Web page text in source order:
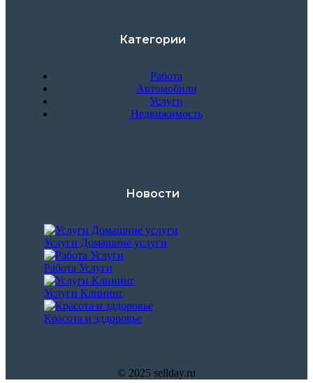
Категории
Работа
Автомобили
Услуги
Недвижимость
Новости
Услуги Домашние услуги
Работа Услуги
Услуги Клининг
Красота и зддоровье
© 2025 sellday.ru